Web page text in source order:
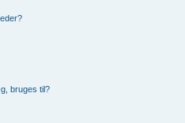
bruges til?